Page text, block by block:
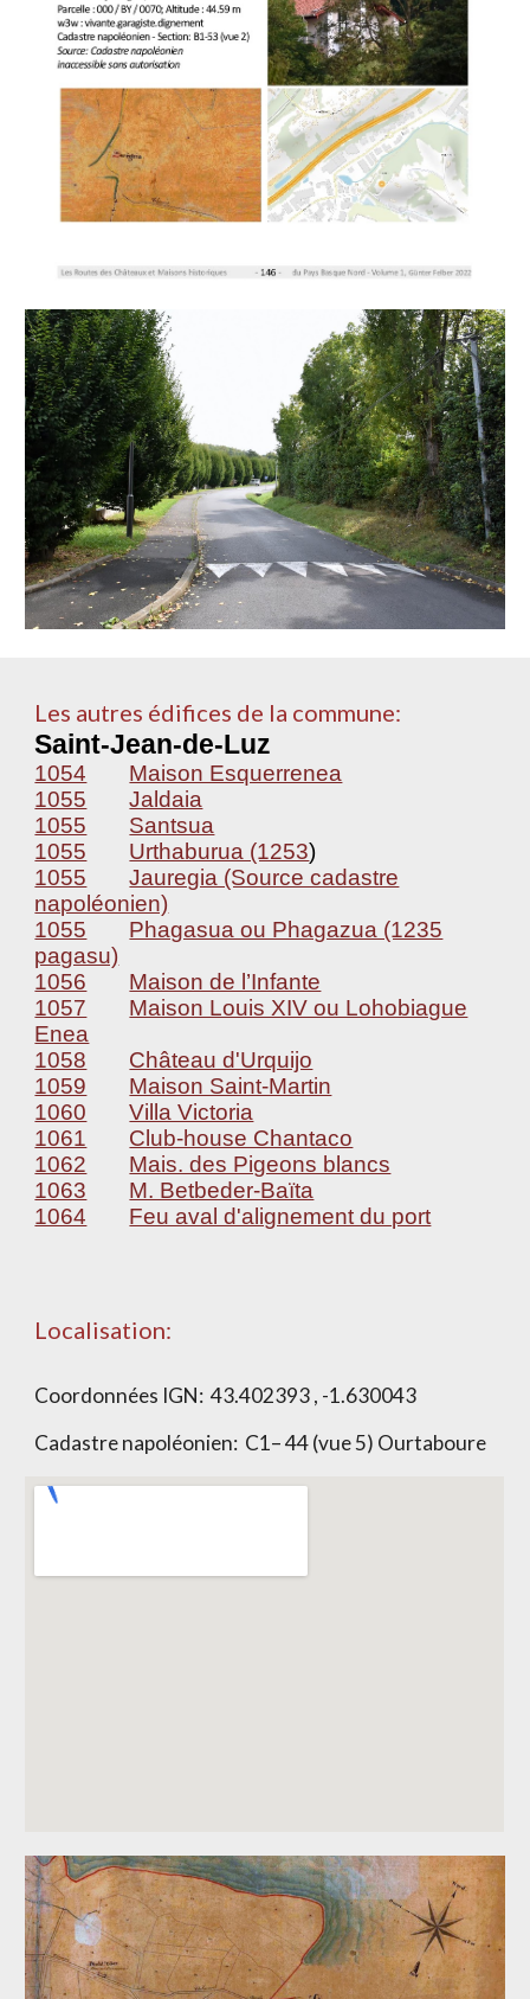
Les autres édifices de la commune:
Saint-Jean-de-Luz
1054
Maison Esquerrenea
1055
Jaldaia
1055
Santsua
1055
Urthaburua (1253)
1055
Jauregia (Source cadastre
napoléonien)
1055
Phagasua ou Phagazua (1235
pagasu)
1056
Maison de l’Infante
1057
Maison Louis XIV ou Lohobiague
Enea
1058
Château d'Urquijo
1059
Maison Saint-Martin
1060
Villa Victoria
1061
Club-house Chantaco
1062
Mais. des Pigeons blancs
1063
M. Betbeder-Baïta
1064
Feu aval d'alignement du port
Localisation:
Coordonnées IGN:43.402393 , -1.630043
Cadastre napoléonien: C1– 44 (vue 5) Ourtaboure